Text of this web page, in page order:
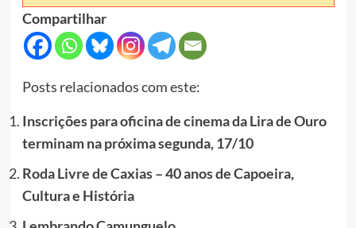
Compartilhar
Posts relacionados com este:
Inscrições para oficina de cinema da Lira de Ouro
terminam na próxima segunda, 17/10
Roda Livre de Caxias – 40 anos de Capoeira,
Cultura e História